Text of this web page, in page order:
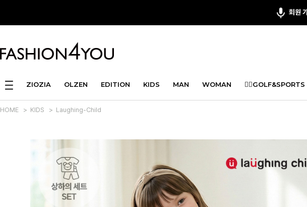
ZIOZIA OLZEN EDITION KIDS MAN WOMAN 🏌️‍♂️GOLF&SPORTS
HOME > KIDS > Laughing-Child